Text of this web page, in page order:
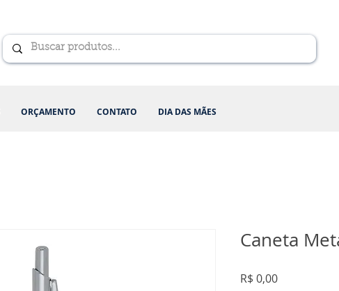
ORÇAMENTO CONTATO DIA DAS MÃES
Caneta
R$ 0,00Preço